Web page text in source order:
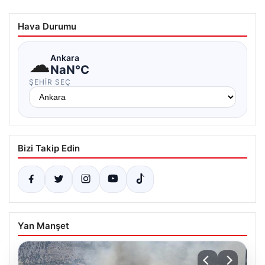
Hava Durumu
☁Ankara
NaN°C
ŞEHIR SEÇ
Bizi Takip Edin
Yan Manşet